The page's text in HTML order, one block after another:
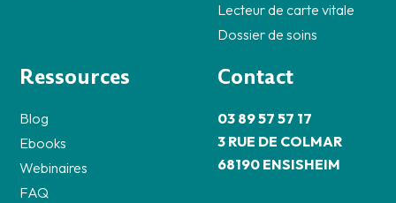
Lecteur de carte vitale
Dossier de soins
Ressources
Blog
Ebooks
Webinaires
FAQ
Contact
03 89 57 57 17
3 RUE DE COLMAR
68190 ENSISHEIM